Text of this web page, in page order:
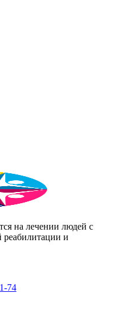
на лечении людей с
реабилитации и
74